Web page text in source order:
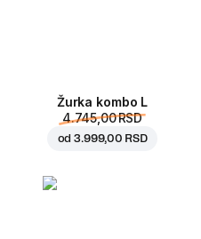
Žurka kombo L
4.745,00 RSD
od3.999,00 RSD